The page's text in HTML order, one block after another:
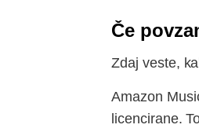
Če
Zdaj veste,
Amazon
licencirane.